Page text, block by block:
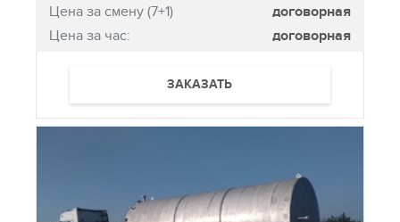
Цена за смену (7+1)
договорная
Цена за час:
договорная
ЗАКАЗАТЬ